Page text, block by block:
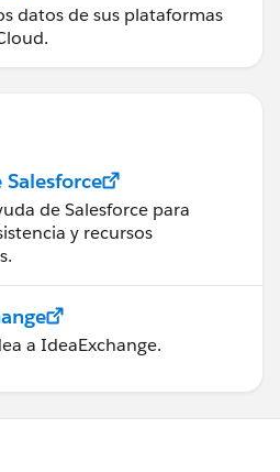
datos de sus plataformas
Salesforce
de Salesforce para
y recursos
a IdeaExchange.